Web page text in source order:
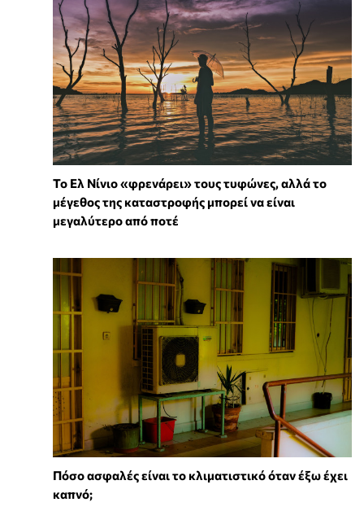
Το Ελ Νίνιο «φρενάρει» τους τυφώνες, αλλά το
μέγεθος της καταστροφής μπορεί να είναι
μεγαλύτερο από ποτέ
Πόσο ασφαλές είναι το κλιματιστικό όταν έξω έχει
καπνό;